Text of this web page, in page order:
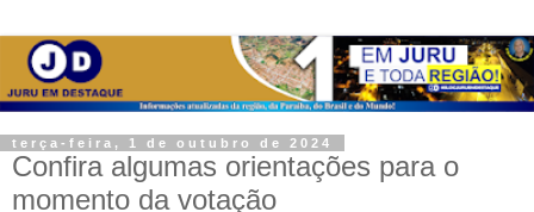
terça-feira, 1 de outubro de 2024
Confira algumas orientações para o
momento da votação